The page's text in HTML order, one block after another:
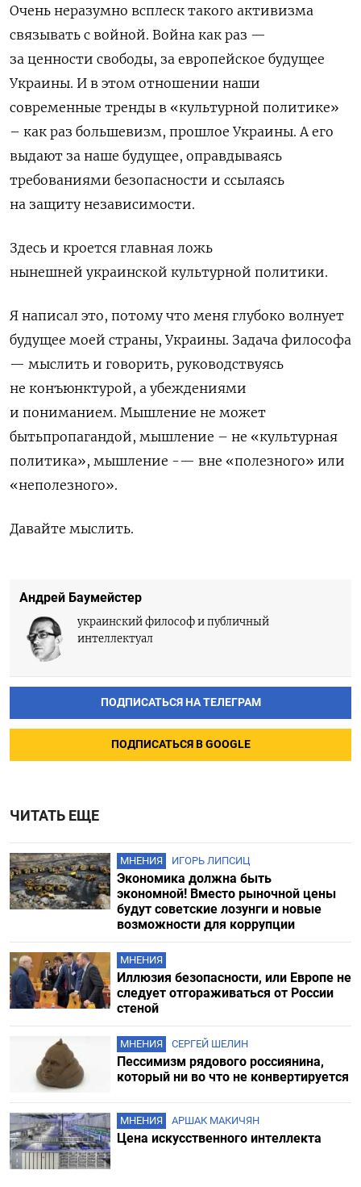
Очень неразумно всплеск такого активизма
связывать с войной. Война как раз —
за ценности свободы, за европейское будущее
Украины. И в этом отношении наши
современные тренды в «культурной политике»
– как раз большевизм, прошлое Украины.А его
выдают за наше будущее, оправдываясь
требованиями безопасности и ссылаясь
на защиту независимости.
Здесь и кроется главная ложь
нынешней украинской культурной политики.
Я написал это, потому что меня глубоко волнует
будущее моей страны, Украины. Задача философа
— мыслить и говорить, руководствуясь
не конъюнктурой, а убеждениями
и пониманием. Мышление не может
бытьпропагандой, мышление – не «культурная
политика», мышление -— вне «полезного» или
«неполезного».
Давайте мыслить.
Андрей Баумейстер
украинский философ и публичный
интеллектуал
ПОДПИСАТЬСЯ НА ТЕЛЕГРАМ
ПОДПИСАТЬСЯ В GOOGLE
ЧИТАТЬ ЕЩЕ
МНЕНИЯ ИГОРЬ ЛИПСИЦ
Экономика должна быть
экономной! Вместо рыночной цены
будут советские лозунги и новые
возможности для коррупции
МНЕНИЯ
Иллюзия безопасности, или Европе не
следует отгораживаться от России
стеной
МНЕНИЯ СЕРГЕЙ ШЕЛИН
Пессимизм рядового россиянина,
который ни во что не конвертируется
МНЕНИЯ АРШАК МАКИЧЯН
Цена искусственного интеллекта